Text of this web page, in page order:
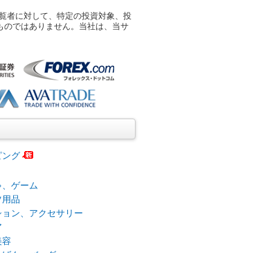
者に対して、特定の投資対象、投
ではありません。当社は、当サ
ング
ゲーム
用品
ョン、アクセサリー
容